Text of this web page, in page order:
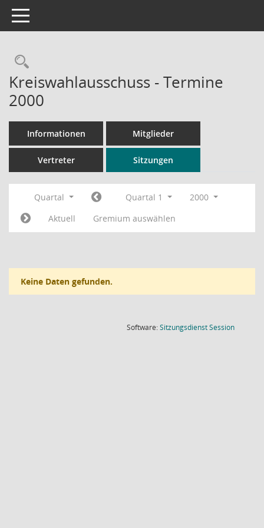
Toggle navigation
Rechercheauswahl
Kreiswahlausschuss - Termine
2000
Informationen Mitglieder
Vertreter Sitzungen
Quartal Quartal 1
2000
Aktuell
Gremium auswählen
Keine Daten gefunden.
Software:SitzungsdienstSession(Wird in